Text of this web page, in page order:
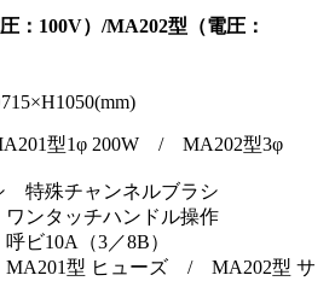
：100V）/MA202型（電圧：
型1φ 200W / MA202型3φ
殊チャンネルブラシ
タッチハンドル操作
10A（3／8B）
型 ヒューズ / MA202型 サ